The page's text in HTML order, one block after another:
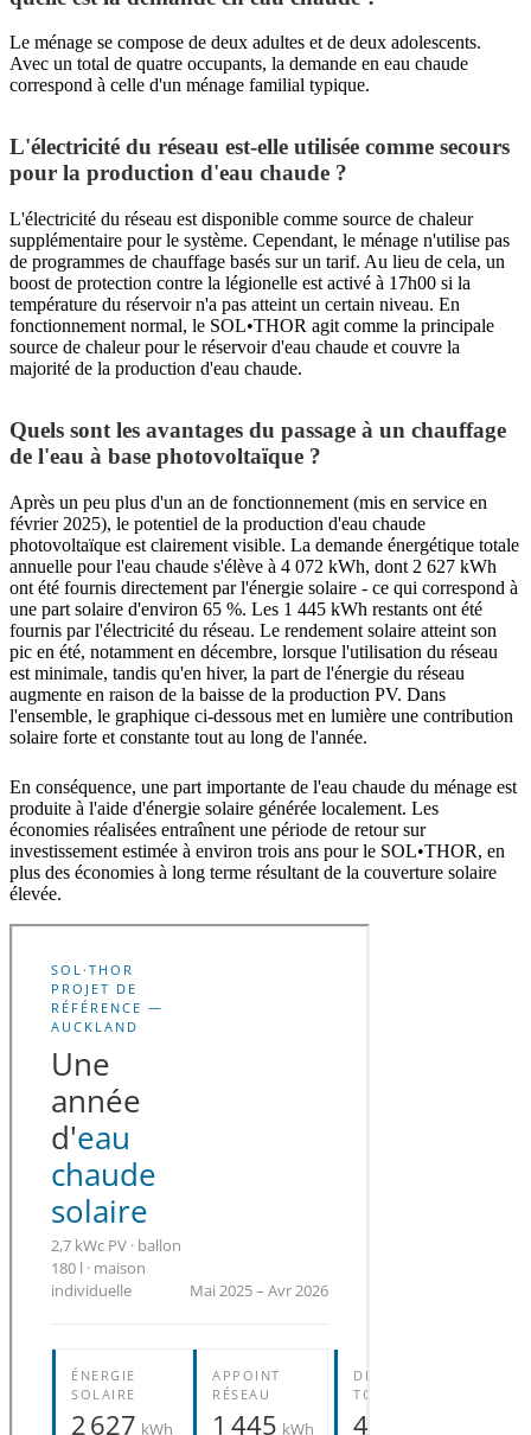
Le ménage se compose de deux adultes et de deux adolescents.
Avec un total de quatre occupants, la demande en eau chaude
correspond à celle d'un ménage familial typique.
L'électricité du réseau est-elle utilisée comme secours
pour la production d'eau chaude ?
L'électricité du réseau est disponible comme source de chaleur
supplémentaire pour le système. Cependant, le ménage n'utilise pas
de programmes de chauffage basés sur un tarif. Au lieu de cela, un
boost de protection contre la légionelle est activé à 17h00 si la
température du réservoir n'a pas atteint un certain niveau. En
fonctionnement normal, le SOL•THOR agit comme la principale
source de chaleur pour le réservoir d'eau chaude et couvre la
majorité de la production d'eau chaude.
Quels sont les avantages du passage à un chauffage
de l'eau à base photovoltaïque ?
Après un peu plus d'un an de fonctionnement (mis en service en
février 2025), le potentiel de la production d'eau chaude
photovoltaïque est clairement visible. La demande énergétique totale
annuelle pour l'eau chaude s'élève à 4 072 kWh, dont 2 627 kWh
ont été fournis directement par l'énergie solaire - ce qui correspond à
une part solaire d'environ 65 %. Les 1 445 kWh restants ont été
fournis par l'électricité du réseau. Le rendement solaire atteint son
pic en été, notamment en décembre, lorsque l'utilisation du réseau
est minimale, tandis qu'en hiver, la part de l'énergie du réseau
augmente en raison de la baisse de la production PV. Dans
l'ensemble, le graphique ci-dessous met en lumière une contribution
solaire forte et constante tout au long de l'année.
En conséquence, une part importante de l'eau chaude du ménage est
produite à l'aide d'énergie solaire générée localement. Les
économies réalisées entraînent une période de retour sur
investissement estimée à environ trois ans pour le SOL•THOR, en
plus des économies à long terme résultant de la couverture solaire
élevée.